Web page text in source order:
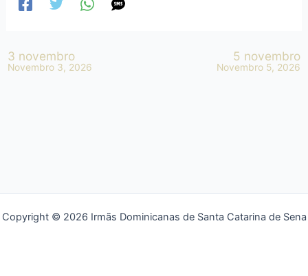
3 novembro
Novembro 3, 2026
5 novembro
Novembro 5, 2026
Copyright © 2026 Irmãs Dominicanas de Santa Catarina de Sena